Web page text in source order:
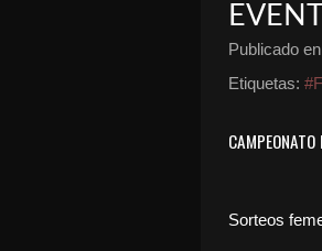
Publicado en
Etiquetas:
Sorteos